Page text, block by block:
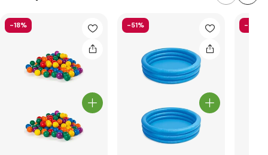
-18% -51% -40%